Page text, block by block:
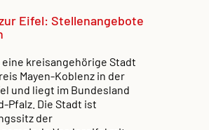
Eifel: Stellenangebote
eine kreisangehörige Stadt
Mayen-Koblenz in der
und liegt im Bundesland
Pfalz. Die Stadt ist
der